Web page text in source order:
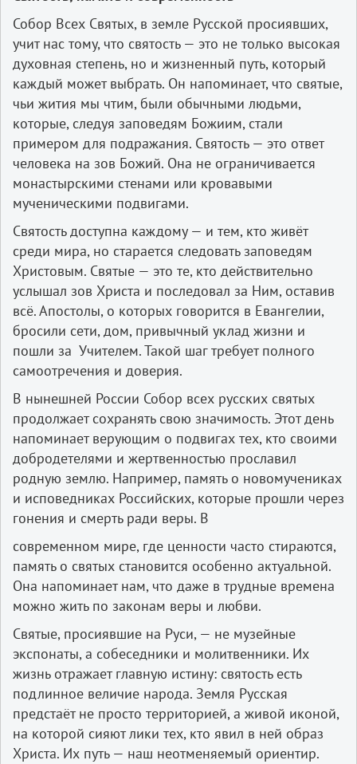
Собор Всех Святых, в земле Русской просиявших,
учит нас тому, что святость — это не только высокая
духовная степень, но и жизненный путь, который
каждый может выбрать. Он напоминает, что святые,
чьи жития мы чтим, были обычными людьми,
которые, следуя заповедям Божиим, стали
примером для подражания. Святость — это ответ
человека на зов Божий. Она не ограничивается
монастырскими стенами или кровавыми
мученическими подвигами.
Святость доступна каждому — и тем, кто живёт
среди мира, но старается следовать заповедям
Христовым. Святые — это те, кто действительно
услышал зов Христа и последовал за Ним, оставив
всё. Апостолы, о которых говорится в Евангелии,
бросили сети, дом, привычный уклад жизни и
пошли за Учителем. Такой шаг требует полного
самоотречения и доверия.
В нынешней России Собор всех русских святых
продолжает сохранять свою значимость. Этот день
напоминает верующим о подвигах тех, кто своими
добродетелями и жертвенностью прославил
родную землю. Например, память о новомучениках
и исповедниках Российских, которые прошли через
гонения и смерть ради веры. В
современном мире, где ценности часто стираются,
память о святых становится особенно актуальной.
Она напоминает нам, что даже в трудные времена
можно жить по законам веры и любви.
Святые, просиявшие на Руси, — не музейные
экспонаты, а собеседники и молитвенники. Их
жизнь отражает главную истину: святость есть
подлинное величие народа. Земля Русская
предстаёт не просто территорией, а живой иконой,
на которой сияют лики тех, кто явил в ней образ
Христа. Их путь — наш неотменяемый ориентир.